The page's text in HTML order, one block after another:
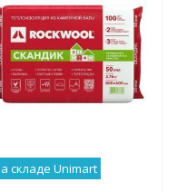
складе Unimart